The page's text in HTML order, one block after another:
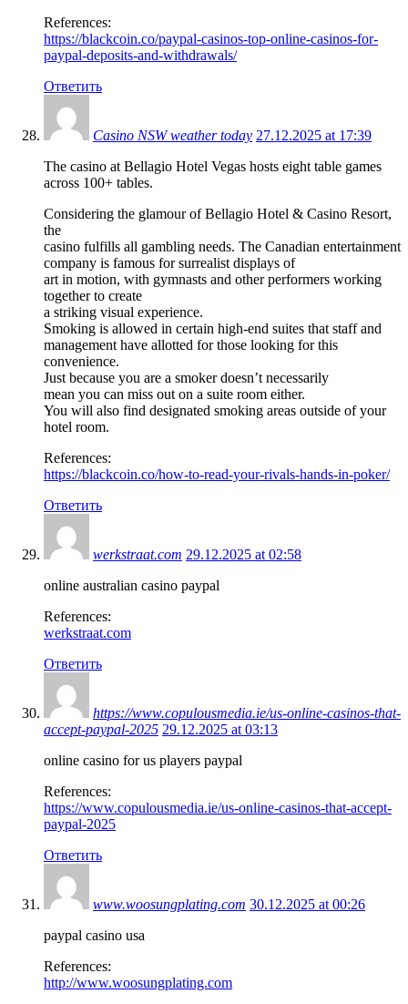
References:
https://blackcoin.co/paypal-casinos-top-online-casinos-for-
paypal-deposits-and-withdrawals/
Ответить
Casino NSW weather today 27.12.2025 at 17:39
The casino at Bellagio Hotel Vegas hosts eight table games
across 100+ tables.
Considering the glamour of Bellagio Hotel & Casino Resort,
the
casino fulfills all gambling needs. The Canadian entertainment
company is famous for surrealist displays of
art in motion, with gymnasts and other performers working
together to create
a striking visual experience.
Smoking is allowed in certain high-end suites that staff and
management have allotted for those looking for this
convenience.
Just because you are a smoker doesn’t necessarily
mean you can miss out on a suite room either.
You will also find designated smoking areas outside of your
hotel room.
References:
https://blackcoin.co/how-to-read-your-rivals-hands-in-poker/
Ответить
werkstraat.com 29.12.2025 at 02:58
online australian casino paypal
References:
werkstraat.com
Ответить
https://www.copulousmedia.ie/us-online-casinos-that-
accept-paypal-2025 29.12.2025 at 03:13
online casino for us players paypal
References:
https://www.copulousmedia.ie/us-online-casinos-that-accept-
paypal-2025
Ответить
www.woosungplating.com 30.12.2025 at 00:26
paypal casino usa
References:
http://www.woosungplating.com